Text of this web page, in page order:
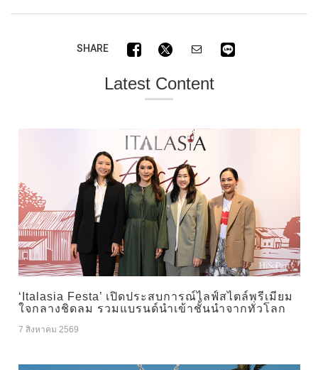
SHARE
Latest Content
‘Italasia Festa’ เปิดประสบการณ์ไลฟ์สไตล์พรีเมียม
ใจกลางชิดลม รวมแบรนด์นำเข้าชั้นนำจากทั่วโลก
7 สิงหาคม 2569